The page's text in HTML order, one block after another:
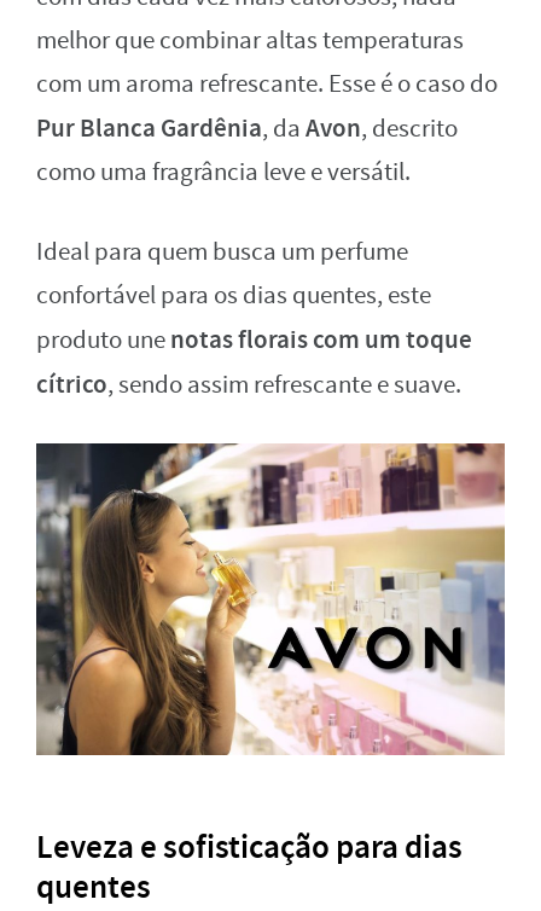
melhor que combinar altas temperaturas
com um aroma refrescante. Esse é o caso do
Pur Blanca Gardênia, da Avon, descrito
como uma fragrância leve e versátil.
Ideal para quem busca um perfume
confortável para os dias quentes, este
produto unenotas florais com um toque
cítrico, sendo assim refrescante e suave.
Leveza e sofisticação para dias
quentes